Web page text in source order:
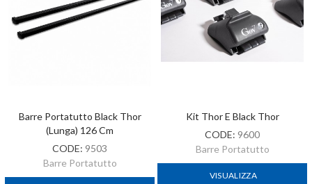
Barre Portatutto Black Thor
(lunga) 126 Cm
CODE: 9503
Barre Portatutto
Kit Thor E Black Thor
CODE: 9600
Barre Portatutto
VISUALIZZA